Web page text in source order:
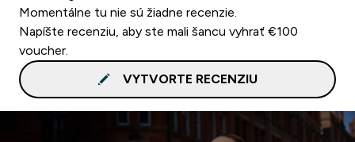
Momentálne tu nie sú žiadne recenzie.
Napíšte recenziu, aby ste mali šancu vyhrať €100
voucher.
VYTVORTE RECENZIU